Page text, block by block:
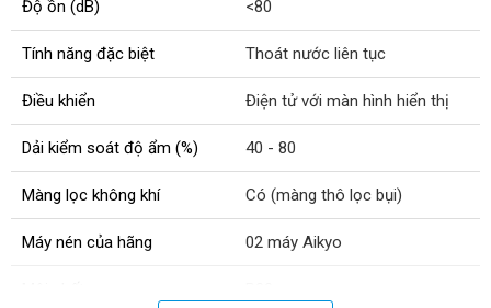
Độ ồn (dB) <80
Tính năng đặc biệt Thoát nước liên tục
Điều khiển Điện tử với màn hình hiển thị
Dải kiểm soát độ ẩm (%) 40 - 80
Màng lọc không khí Có (màng thô lọc bụi)
Máy nén của hãng 02 máy Aikyo